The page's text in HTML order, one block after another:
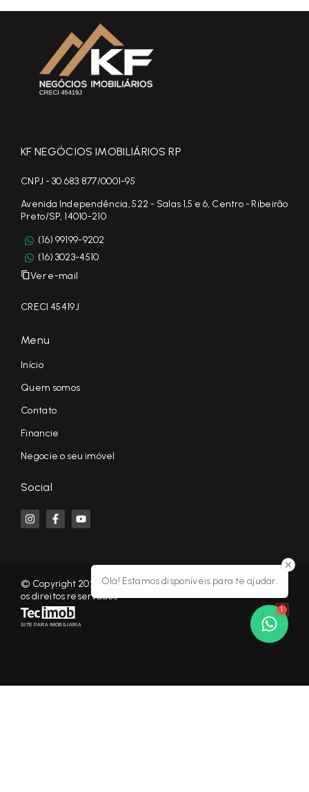
Olá! Estamos disponíveis para te ajudar.
1
KF NEGÓCIOS IMOBILIÁRIOS RP
CNPJ - 30.683.877/0001-95
Avenida Independência, 522 - Salas 1,5 e 6, Centro - Ribeirão
Preto/SP, 14010-210
(16) 99199-9202
(16) 3023-4510
Ver e-mail
CRECI 45419J
Menu
Início
Quem somos
Contato
Financie
Negocie o seu imóvel
Social
© Copyright 2026 - KF NEGÓCIOS IMOBILIÁRIOS RP - Todos
os direitos reservados
SITE PARA IMOBILIARIA